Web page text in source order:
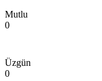
Mutlu
0
Üzgün
0